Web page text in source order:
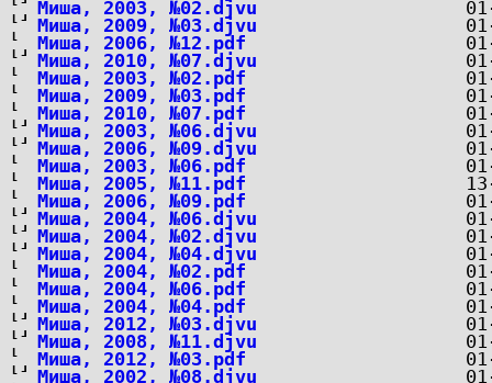
Миша, 2003, №02.djvu
Миша, 2009, №03.djvu
Миша, 2006, №12.pdf
Миша, 2010, №07.djvu
Миша, 2003, №02.pdf
Миша, 2009, №03.pdf
Миша, 2010, №07.pdf
Миша, 2003, №06.djvu
Миша, 2006, №09.djvu
Миша, 2003, №06.pdf
Миша, 2005, №11.pdf
Миша, 2006, №09.pdf
Миша, 2004, №06.djvu
Миша, 2004, №02.djvu
Миша, 2004, №04.djvu
Миша, 2004, №02.pdf
Миша, 2004, №06.pdf
Миша, 2004, №04.pdf
Миша, 2012, №03.djvu
Миша, 2008, №11.djvu
Миша, 2012, №03.pdf
Миша, 2002, №08.djvu